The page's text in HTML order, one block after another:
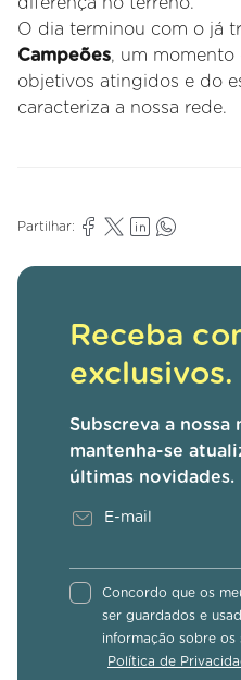
O dia terminou com o já
Campeões, um momento
objetivos atingidos e do
caracteriza a nossa rede.
Partilhar:
Receba
exclusivos.
Subscreva a
mantenha-se
últimas novidades.
Concordo que os
ser guardados e
informação sobre os
Política de